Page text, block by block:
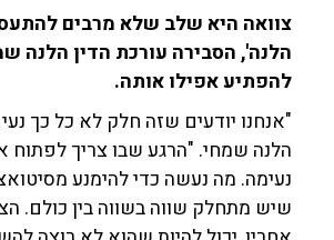
צוואה היא שלב שלא מרבים
הלנה', הסבירה עורכת הדין
להפתיע אפילו אותה.
"אנחנו יודעים שזה חלק לא כל כך
הלנה שמחי. "הרגע שבו צריך לפתוח
נעימה. מה נעשה כדי להימנע
שיש מתחלק שווה בשווה בין כולם.